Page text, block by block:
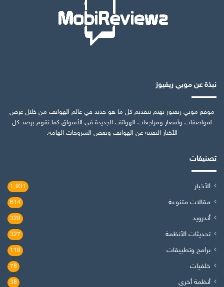
نبذة عن موبي ريفيوز
موقع موبي ريفيوز يهتم بتقديم كل ما هو جديد في عالم الهواتف من خلال عرض
لمواصفات وأسعار ومراجعات الهواتف الجديدة في الأسواق كما نقوم برصد كل
الأخبار التقنية عن الهواتف وبعض الشروحات الهامة.
تصنيفات
الأخبار 1٬931
مقالات متنوعة 614
أندرويد 328
تحديثات الأنظمة 327
برامج وتطبيقات 118
خلفيات 78
أنظمة أخرى 38